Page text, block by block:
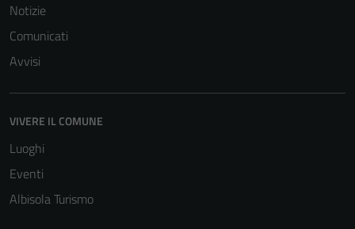
Notizie
Comunicati
Avvisi
VIVERE IL COMUNE
Luoghi
Eventi
Albisola Turismo